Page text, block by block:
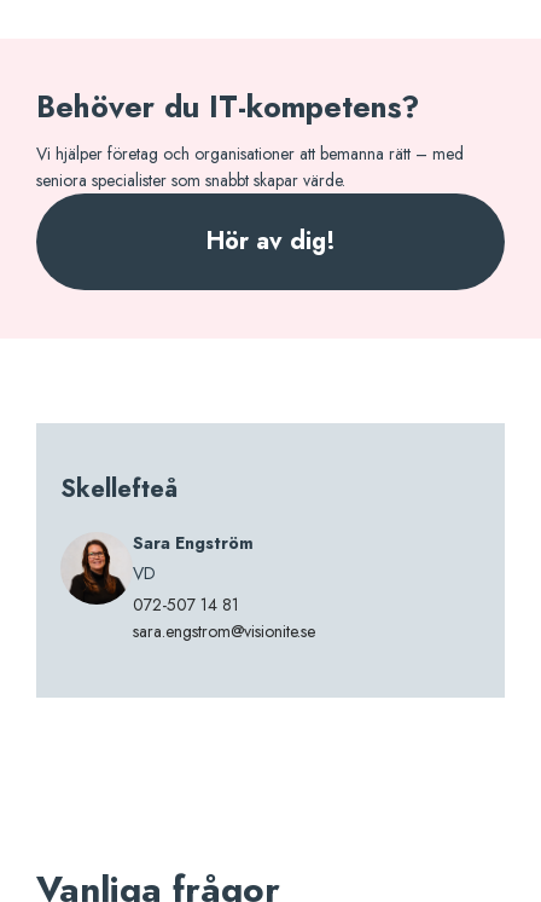
Behöver du IT-kompetens?
Vi hjälper företag och organisationer att bemanna rätt – med
seniora specialister som snabbt skapar värde.
Hör av dig!
Skellefteå
Sara Engström
VD
072-507 14 81
sara.engstrom@visionite.se
Vanliga frågor